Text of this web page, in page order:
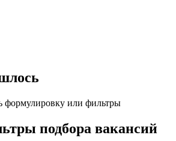
формулировку или фильтры
подбора вакансий